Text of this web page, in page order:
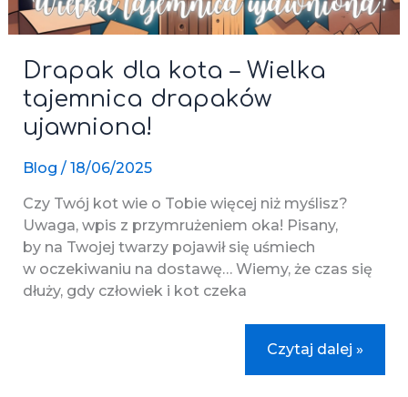
Drapak dla kota – Wielka
tajemnica drapaków
ujawniona!
Blog / 18/06/2025
Czy Twój kot wie o Tobie więcej niż myślisz?
Uwaga, wpis z przymrużeniem oka! Pisany,
by na Twojej twarzy pojawił się uśmiech
w oczekiwaniu na dostawę… Wiemy, że czas się
dłuży, gdy człowiek i kot czeka
Drapak
dla
kota
Czytaj dalej »